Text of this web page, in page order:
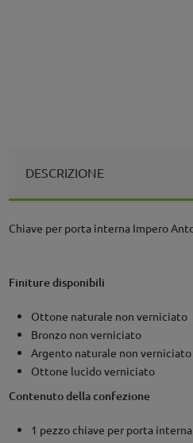
DESCRIZIONE
Chiave per porta interna Impero
Finiture disponibili
Ottone naturale non verniciato
Bronzo non verniciato
Argento naturale non verniciato
Ottone lucido verniciato
Contenuto della confezione
1 pezzo chiave per porta interna